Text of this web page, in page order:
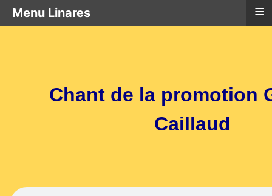
Menu Linares ≡
Chant de la promotion
Caillaud